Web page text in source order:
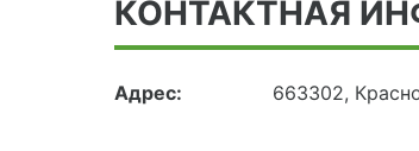
КОНТАКТНАЯ
Адрес: 663302,